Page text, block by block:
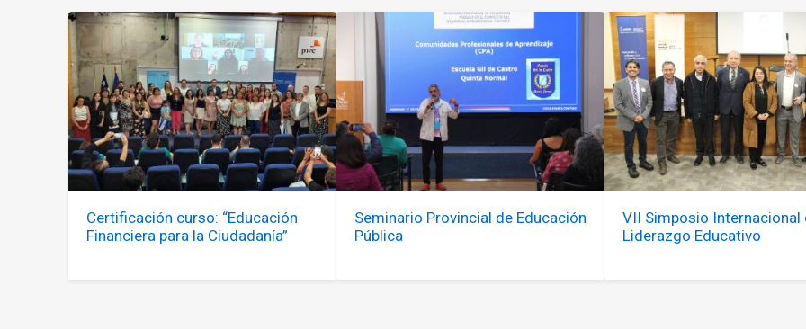
Certificación curso: “Educación
Financiera para la Ciudadanía”
Seminario Provincial de Educación
Pública
VII Simposio Internacional
Liderazgo Educativo